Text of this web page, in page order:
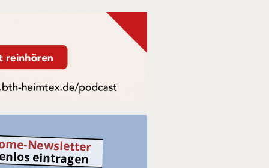
Newsletter
eintragen